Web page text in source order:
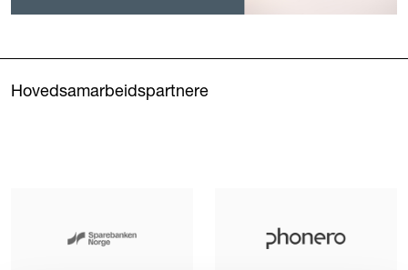
Hovedsamarbeidspartnere